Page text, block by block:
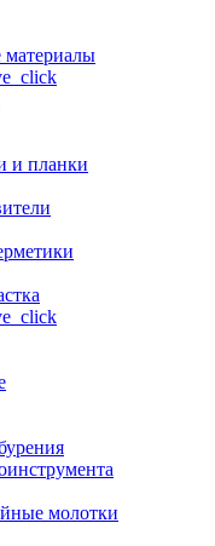
материалы
и планки
молотки